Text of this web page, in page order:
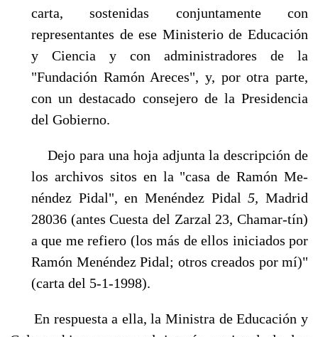
carta, sostenidas conjuntamente con
representantes de ese Ministerio de Educación
y Cien­cia y con administradores de la
"Fundación Ramón Areces", y, por otra parte,
con un desta­cado consejero de la Presidencia
del Gobierno.
Dejo para una hoja adjunta la descripción de
los archivos sitos en la "casa de Ramón Me­
néndez Pidal", en Menéndez Pidal5,Madrid
28036 (antes Cuesta del Zarzal 23, Chamar-tín)
a que me refiero (los más de ellos iniciados por
Ramón Menéndez Pidal; otros creados por mí)"
(carta del 5-1-1998).
En respuesta a ella, la Ministra de Educación y